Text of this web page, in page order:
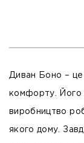
Диван Боно – це
комфорту. Його
виробництво
якого дому.